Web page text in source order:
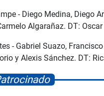
- Diego Medina, Diego
Algarañaz. DT:
- Gabriel Suazo,
y Alexis Sánchez. DT: